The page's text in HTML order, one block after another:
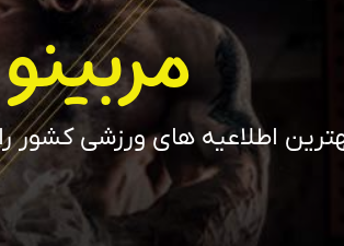
مربینو
اطلاعیه های ورزشی کشور را